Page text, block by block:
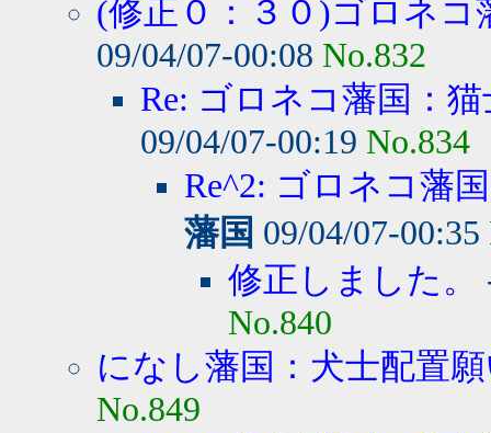
(修正０：３０)ゴロネコ
09/04/07-00:08 No.832
Re: ゴロネコ藩国：
09/04/07-00:19 No.834
Re^2: ゴロネコ藩
藩国 09/04/07-00:35
修正しました。
No.840
になし藩国：犬士配置
No.849